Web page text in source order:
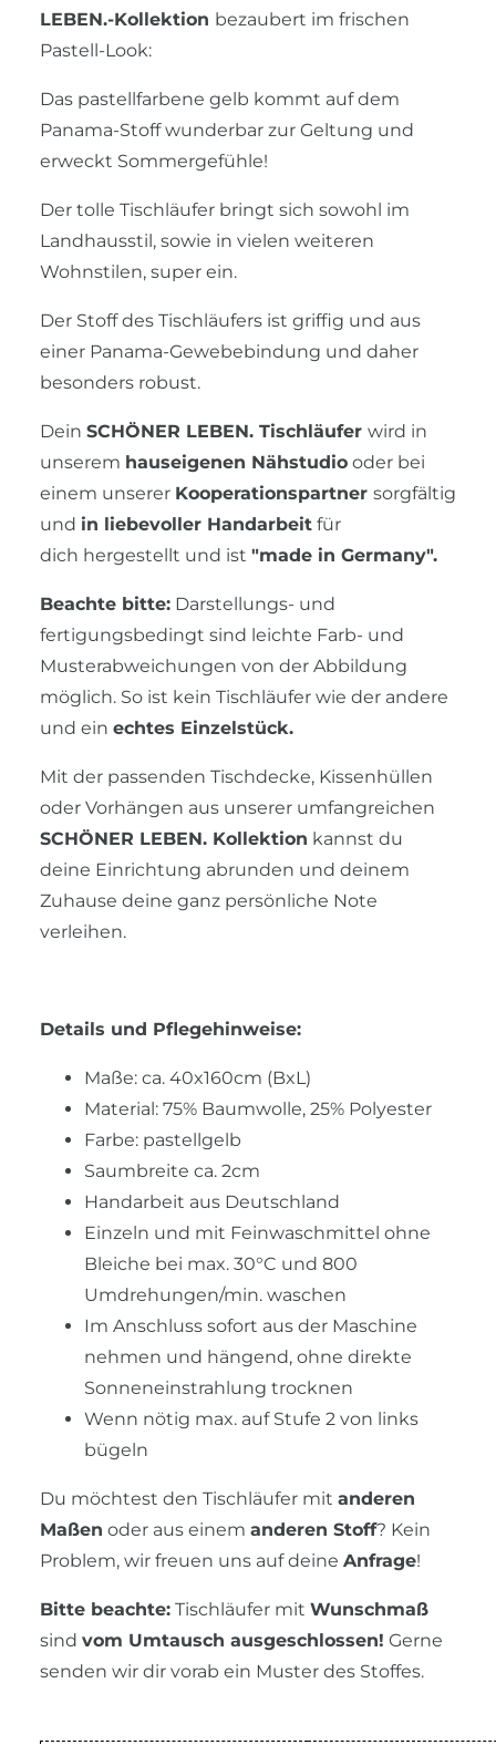
LEBEN.-Kollektion bezaubert im frischen
Pastell-Look:
Das pastellfarbene gelb kommt auf dem
Panama-Stoff wunderbar zur Geltung und
erweckt Sommergefühle!
Der tolle Tischläufer bringt sich sowohl im
Landhausstil, sowie in vielen weiteren
Wohnstilen, super ein.
Der Stoff des Tischläufers ist griffig und aus
einer Panama-Gewebebindung und daher
besonders robust.
Dein SCHÖNER LEBEN. Tischläufer wird in
unserem hauseigenen Nähstudio oder bei
einem unserer Kooperationspartner sorgfältig
und in liebevoller Handarbeit für
dich hergestellt und ist "made in Germany".
Beachte bitte: Darstellungs- und
fertigungsbedingt sind leichte Farb- und
Musterabweichungen von der Abbildung
möglich. So ist kein Tischläufer wie der andere
und ein echtes Einzelstück.
Mit der passenden Tischdecke, Kissenhüllen
oder Vorhängen aus unserer umfangreichen
SCHÖNER LEBEN. Kollektion kannst du
deine Einrichtung abrunden und deinem
Zuhause deine ganz persönliche Note
verleihen.
Details und Pflegehinweise:
Maße: ca. 40x160cm (BxL)
Material: 75% Baumwolle, 25% Polyester
Farbe: pastellgelb
Saumbreite ca. 2cm
Handarbeit aus Deutschland
Einzeln und mit Feinwaschmittel ohne
Bleiche bei max. 30°C und 800
Umdrehungen/min. waschen
Im Anschluss sofort aus der Maschine
nehmen und hängend, ohne direkte
Sonneneinstrahlung trocknen
Wenn nötig max. auf Stufe 2 von links
bügeln
Du möchtest den Tischläufer mit anderen
Maßen oder aus einem anderen Stoff? Kein
Problem, wir freuen uns auf deine Anfrage!
Bitte beachte: Tischläufer mit Wunschmaß
sind vom Umtausch ausgeschlossen! Gerne
senden wir dir vorab ein Muster des Stoffes.